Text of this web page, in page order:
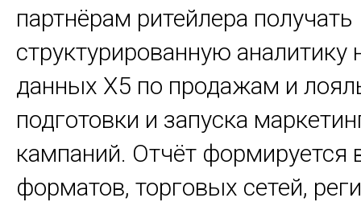
партнёрам ритейлера получать
структурированную аналитику
данных X5 по продажам и
подготовки и запуска
кампаний. Отчёт формируется
форматов, торговых сетей,